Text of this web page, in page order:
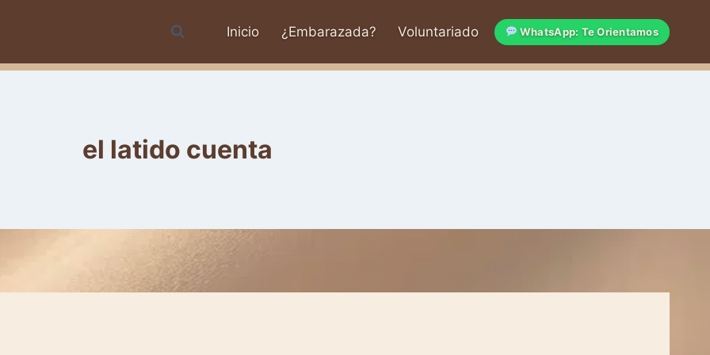
Inicio ¿Embarazada? Voluntariado WhatsApp: Te Orientamos
el latido cuenta